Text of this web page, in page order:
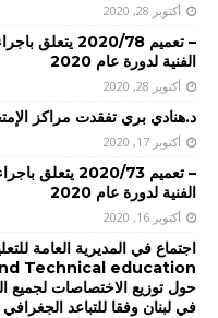
أكتوبر 28, 2020
– تعميم 2020/
الفنية لدورة عام 2020
أكتوبر 28, 2020
د.هنادي بري تفقدت مراكز
أكتوبر 17, 2020
– تعميم 2020/73
الفنية لدورة عام 2020
أكتوبر 16, 2020
Technical education
حول توزيع الاختصاصات لجميع
في لبنان وفقا للتباعد الجغرافي